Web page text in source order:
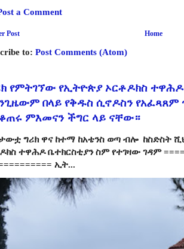
a Comment
Post Home
to: Post Comments (Atom)
የምትገኘው የኢትዮጵያ ኦርቶዶክስ
በላይ የቅዱስ ሲኖዶስን የአፈጻጸም
ምእመናን ችግር ላይ ናቸው።
ግሪክ ዋና ከተማ ከአቴንስ ወጣ ብሎ ከስድስት
ተዋሕዶ ቤተክርስቲያን ስም የተገዛው ገዳም
ኢት...